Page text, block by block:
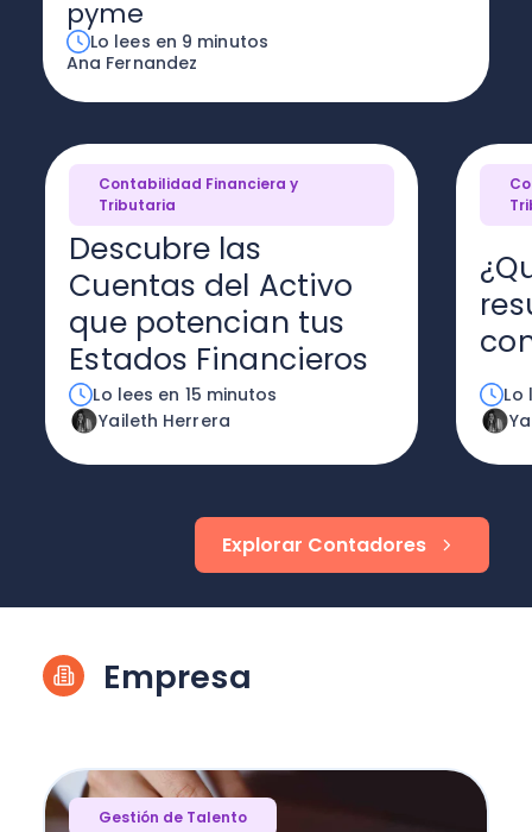
pyme
Lo lees en 9 minutos
Ana Fernandez
Contabilidad Financiera y
Tributaria
Descubre las
Cuentas del Activo
que potencian tus
Estados Financieros
Lo lees en 15 minutos
Yaileth Herrera
Lo
Explorar Contadores
Empresa
Gestión de Talento